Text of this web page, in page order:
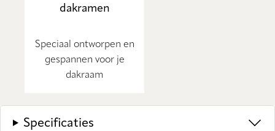
dakramen
Speciaal ontworpen en
gespannen voor je
dakraam
Specificaties